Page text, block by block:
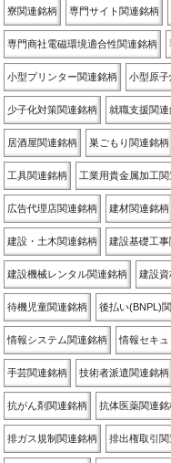
寮関連銘柄 専門サイト関連銘柄
専門商社電磁環境適合性関連銘柄
小型プリンター関連銘柄 小型原
少子化対策関連銘柄 就職支援関連
居酒屋関連銘柄 巣ごもり関連銘柄
工具関連銘柄 工業用貴金属加工
広告代理店関連銘柄 建材関連銘柄
建設・土木関連銘柄 建設基礎工
建設機械レンタル関連銘柄 建設
待機児童関連銘柄 後払い(BNPL)
情報システム関連銘柄 情報セキ
手芸関連銘柄 技術者派遣関連銘柄
抗がん剤関連銘柄 抗体医薬関連銘
排ガス規制関連銘柄 排出権取引